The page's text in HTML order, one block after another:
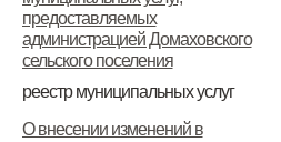
предоставляемых
администрацией Домаховского
сельского поселения
реестр муниципальных услуг
Реестр муниципальных услуг,
Об утверждении реестра
Об утверждении Положения о
О внесении изменений в